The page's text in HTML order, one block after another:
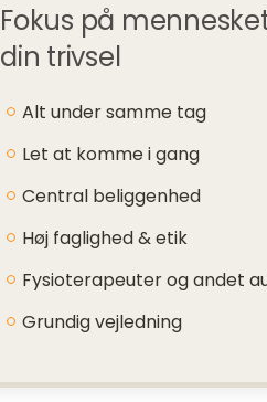
Fokus på
din trivsel
Alt under samme tag
Let at komme i gang
Central beliggenhed
Høj faglighed & etik
Fysioterapeuter og andet
Grundig vejledning